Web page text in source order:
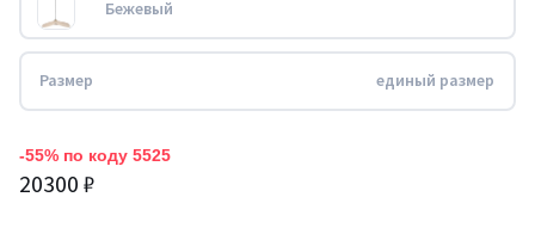
Бежевый
Размер единый размер
-55% по коду 5525
20300 ₽